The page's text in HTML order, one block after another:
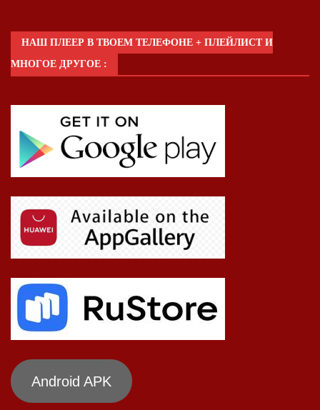
НАШ ПЛЕЕР В ТВОЕМ ТЕЛЕФОНЕ + ПЛЕЙЛИСТ И
МНОГОЕ ДРУГОЕ :
Android APK